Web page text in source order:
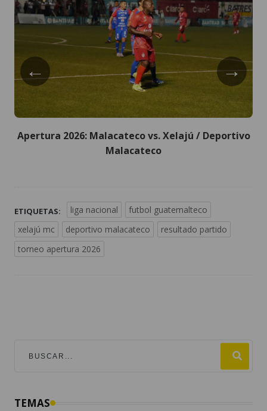
←
Apertura 2026: Malacateco vs. Xelajú / Deportivo
Malacateco
→
ETIQUETAS: liga nacional
futbol guatemalteco
xelajú mc
deportivo malacateco
resultado partido
torneo apertura 2026
TEMAS